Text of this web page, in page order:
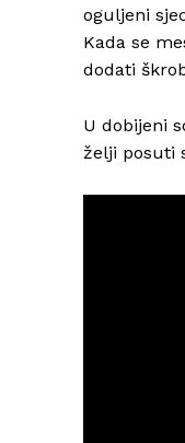
oguljeni
Kada se
dodati
U dobijeni
želji posuti